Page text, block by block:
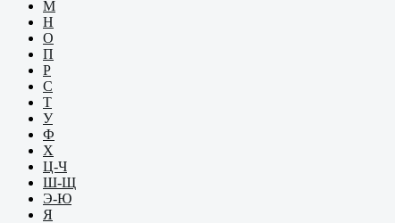
М
Н
О
П
Р
С
Т
У
Ф
Х
Ц-Ч
Ш-Щ
Э-Ю
Я